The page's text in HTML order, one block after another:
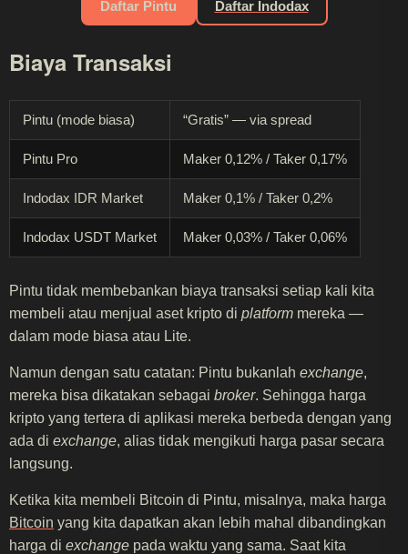
Daftar Pintu Daftar Indodax
Biaya Transaksi
Pintu (mode biasa) “Gratis” — via spread
Pintu Pro Maker 0,12% / Taker 0,17%
Indodax IDR Market Maker 0,1% / Taker 0,2%
Indodax USDT Market Maker 0,03% / Taker 0,06%
Pintu tidak membebankan biaya transaksi setiap kali kita
membeli atau menjual aset kripto di platform mereka —
dalam mode biasa atau Lite.
Namun dengan satu catatan: Pintu bukanlah exchange,
mereka bisa dikatakan sebagai broker. Sehingga harga
kripto yang tertera di aplikasi mereka berbeda dengan yang
ada di exchange, alias tidak mengikuti harga pasar secara
langsung.
Ketika kita membeli Bitcoin di Pintu, misalnya, maka harga
Bitcoin yang kita dapatkan akan lebih mahal dibandingkan
harga di exchange pada waktu yang sama. Saat kita